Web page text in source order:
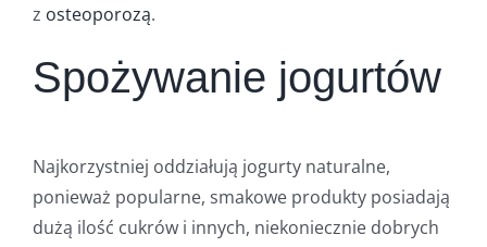
z osteoporozą.
Spożywanie jogurtów
Najkorzystniej oddziałują jogurty naturalne,
ponieważ popularne, smakowe produkty posiadają
dużą ilość cukrów i innych, niekoniecznie dobrych